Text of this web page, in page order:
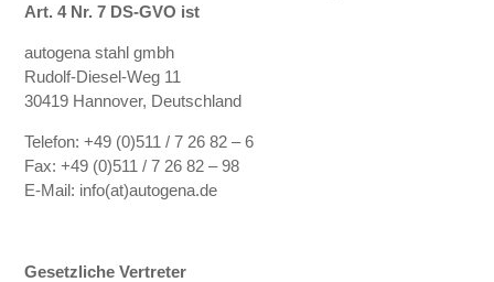
Art. 4 Nr. 7 DS-GVO ist
autogena stahl gmbh
Rudolf-Diesel-Weg 11
30419 Hannover, Deutschland
Telefon: +49 (0)511 / 7 26 82 – 6
Fax: +49 (0)511 / 7 26 82 – 98
E-Mail: info(at)autogena.de
Gesetzliche Vertreter